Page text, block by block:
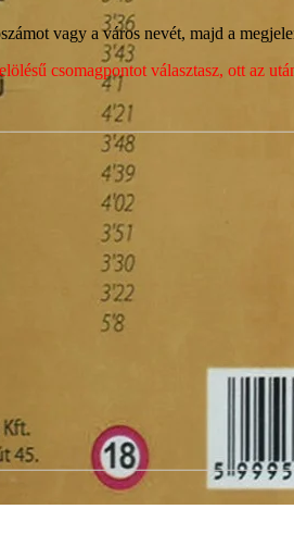
vagy a város nevét, majd a
csomagpontot választasz, ott az